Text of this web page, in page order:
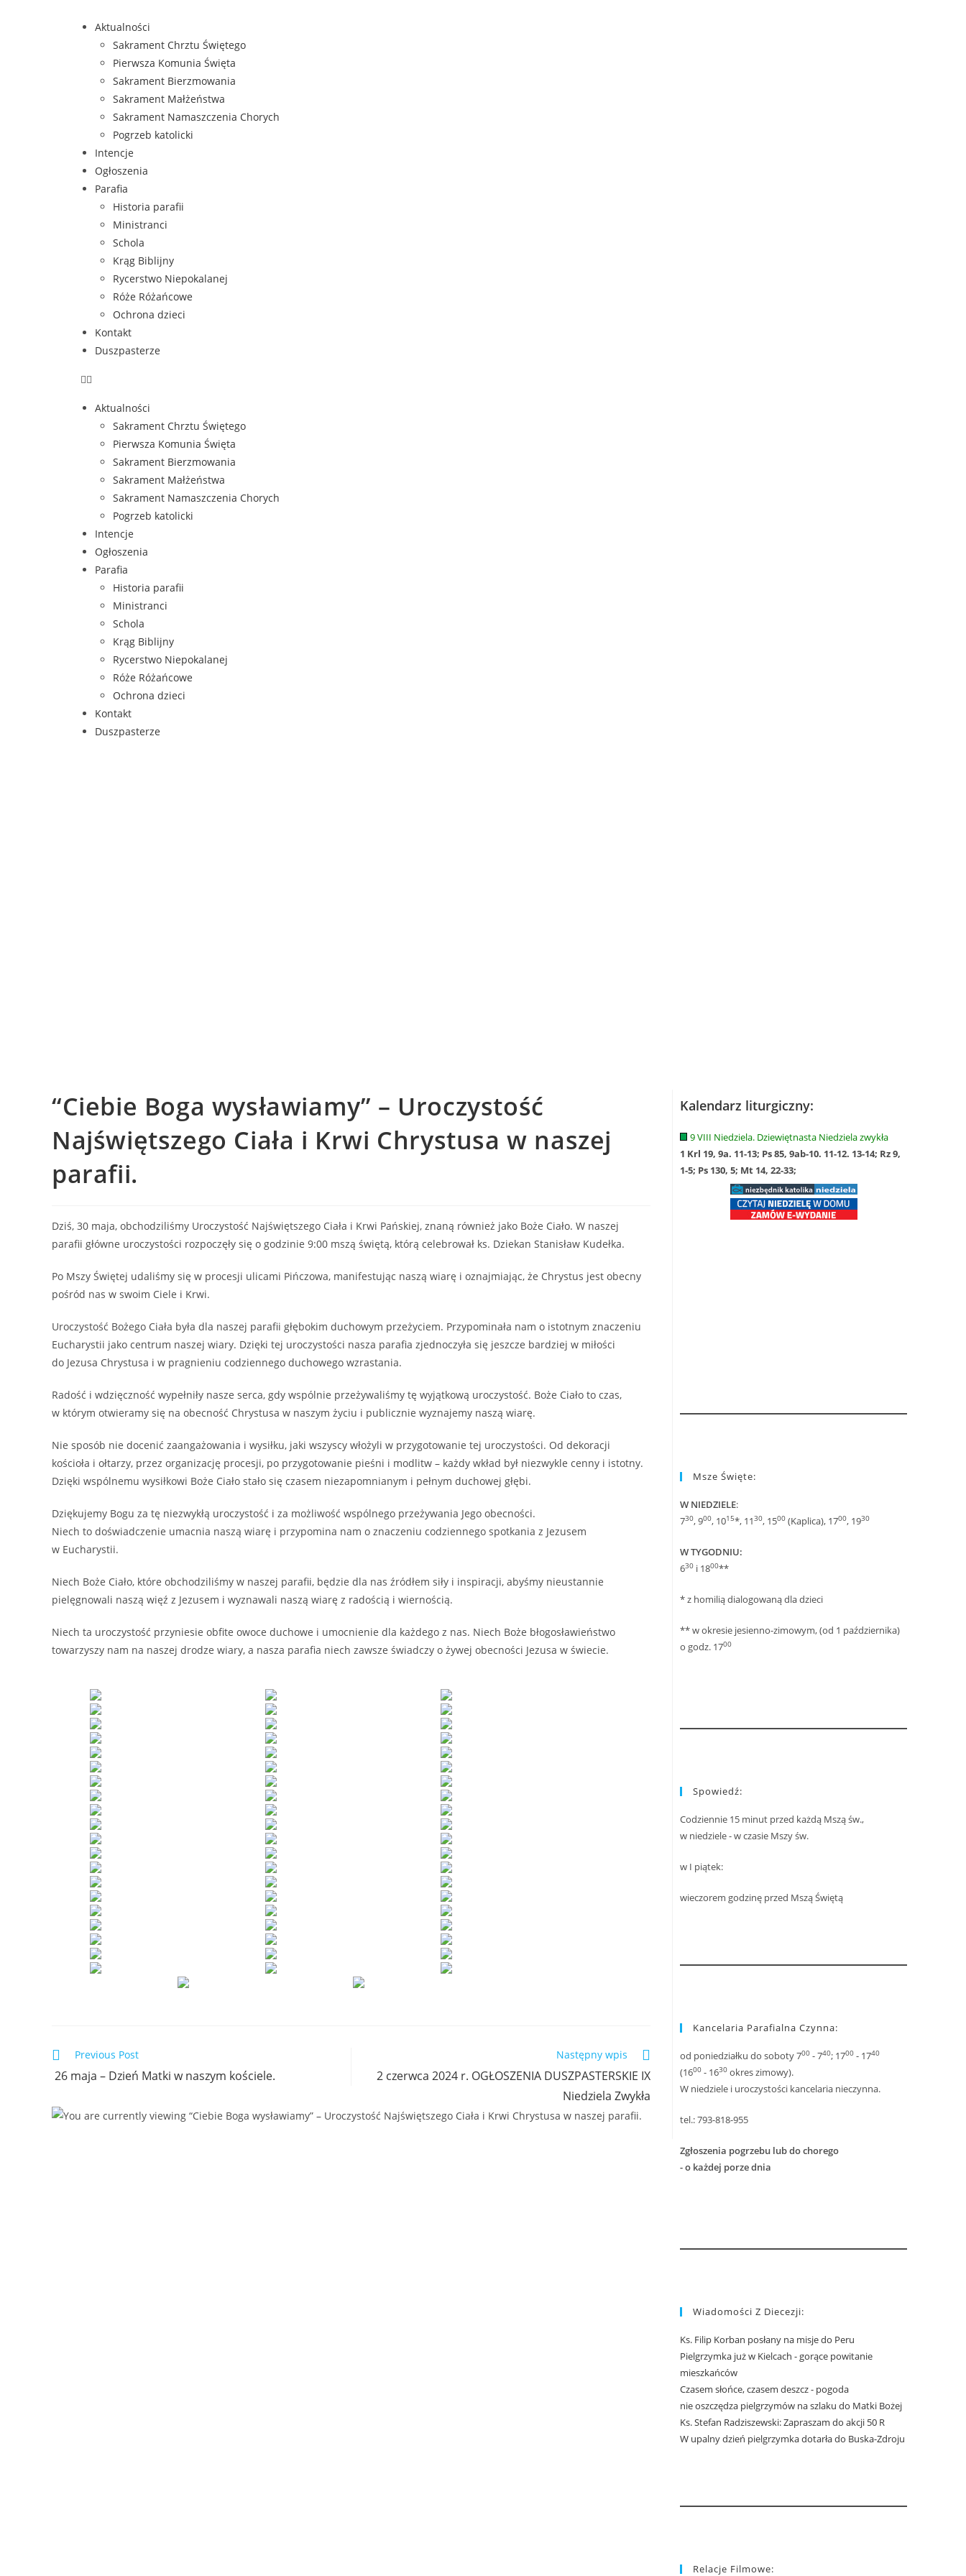
Aktualności
Sakrament Chrztu Świętego
Pierwsza Komunia Święta
Sakrament Bierzmowania
Sakrament Małżeństwa
Sakrament Namaszczenia Chorych
Pogrzeb katolicki
Intencje
Ogłoszenia
Parafia
Historia parafii
Ministranci
Schola
Krąg Biblijny
Rycerstwo Niepokalanej
Róże Różańcowe
Ochrona dzieci
Kontakt
Duszpasterze
Aktualności
Sakrament Chrztu Świętego
Pierwsza Komunia Święta
Sakrament Bierzmowania
Sakrament Małżeństwa
Sakrament Namaszczenia Chorych
Pogrzeb katolicki
Intencje
Ogłoszenia
Parafia
Historia parafii
Ministranci
Schola
Krąg Biblijny
Rycerstwo Niepokalanej
Róże Różańcowe
Ochrona dzieci
Kontakt
Duszpasterze
“Ciebie Boga wysławiamy” – Uroczystość
Najświętszego Ciała i Krwi Chrystusa w naszej
parafii.
Dziś, 30 maja, obchodziliśmy Uroczystość Najświętszego Ciała i Krwi Pańskiej, znaną również jako Boże Ciało. W naszej
parafii główne uroczystości rozpoczęły się o godzinie 9:00 mszą świętą, którą celebrował ks. Dziekan Stanisław Kudełka.
Po Mszy Świętej udaliśmy się w procesji ulicami Pińczowa, manifestując naszą wiarę i oznajmiając, że Chrystus jest obecny
pośród nas w swoim Ciele i Krwi.
Uroczystość Bożego Ciała była dla naszej parafii głębokim duchowym przeżyciem. Przypominała nam o istotnym znaczeniu
Eucharystii jako centrum naszej wiary. Dzięki tej uroczystości nasza parafia zjednoczyła się jeszcze bardziej w miłości
do Jezusa Chrystusa i w pragnieniu codziennego duchowego wzrastania.
Radość i wdzięczność wypełniły nasze serca, gdy wspólnie przeżywaliśmy tę wyjątkową uroczystość. Boże Ciało to czas,
w którym otwieramy się na obecność Chrystusa w naszym życiu i publicznie wyznajemy naszą wiarę.
Nie sposób nie docenić zaangażowania i wysiłku, jaki wszyscy włożyli w przygotowanie tej uroczystości. Od dekoracji
kościoła i ołtarzy, przez organizację procesji, po przygotowanie pieśni i modlitw – każdy wkład był niezwykle cenny i istotny.
Dzięki wspólnemu wysiłkowi Boże Ciało stało się czasem niezapomnianym i pełnym duchowej głębi.
Dziękujemy Bogu za tę niezwykłą uroczystość i za możliwość wspólnego przeżywania Jego obecności.
Niech to doświadczenie umacnia naszą wiarę i przypomina nam o znaczeniu codziennego spotkania z Jezusem
w Eucharystii.
Niech Boże Ciało, które obchodziliśmy w naszej parafii, będzie dla nas źródłem siły i inspiracji, abyśmy nieustannie
pielęgnowali naszą więź z Jezusem i wyznawali naszą wiarę z radością i wiernością.
Niech ta uroczystość przyniesie obfite owoce duchowe i umocnienie dla każdego z nas. Niech Boże błogosławieństwo
towarzyszy nam na naszej drodze wiary, a nasza parafia niech zawsze świadczy o żywej obecności Jezusa w świecie.
Previous Post
26 maja – Dzień Matki w naszym kościele.
Następny wpis
2 czerwca 2024 r. OGŁOSZENIA DUSZPASTERSKIE IX
Niedziela Zwykła
Kalendarz liturgiczny:
9 VIII Niedziela. Dziewiętnasta Niedziela zwykła
1 Krl 19, 9a. 11-13; Ps 85, 9ab-10. 11-12. 13-14; Rz 9,
1-5; Ps 130, 5; Mt 14, 22-33;
Msze Święte:
W NIEDZIELE:
730, 900, 1015*, 1130, 1500 (Kaplica), 1700, 1930
W TYGODNIU:
630 i 1800**
* z homilią dialogowaną dla dzieci
** w okresie jesienno-zimowym, (od 1 października)
o godz. 1700
Spowiedź:
Codziennie 15 minut przed każdą Mszą św.,
w niedziele - w czasie Mszy św.
w I piątek:
wieczorem godzinę przed Mszą Świętą
Kancelaria Parafialna Czynna:
od poniedziałku do soboty 700 - 740; 1700 - 1740
(1600 - 1630 okres zimowy).
W niedziele i uroczystości kancelaria nieczynna.
tel.: 793-818-955
Zgłoszenia pogrzebu lub do chorego
- o każdej porze dnia
Wiadomości Z Diecezji:
Ks. Filip Korban posłany na misje do Peru
Pielgrzymka już w Kielcach - gorące powitanie
mieszkańców
Czasem słońce, czasem deszcz - pogoda
nie oszczędza pielgrzymów na szlaku do Matki Bożej
Ks. Stefan Radziszewski: Zapraszam do akcji 50 R
W upalny dzień pielgrzymka dotarła do Buska-Zdroju
Relacje Filmowe: